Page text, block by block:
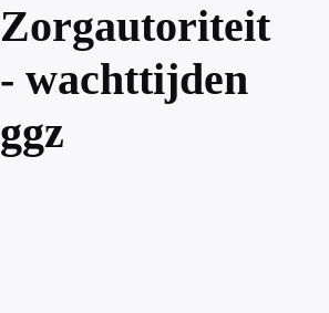
Zorgautoriteit
- wachttijden
ggz